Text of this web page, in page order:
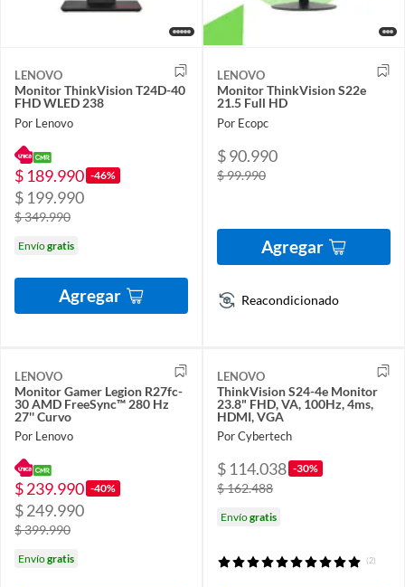
LENOVO
Monitor ThinkVision T24D-40
FHD WLED 238
Por Lenovo
$ 189.990 -46%
$ 199.990
$ 349.990
Envíogratis
Agregar
LENOVO
Monitor ThinkVision S22e
21.5 Full HD
Por Ecopc
$ 90.990
$ 99.990
Agregar
Reacondicionado
LENOVO
Monitor Gamer Legion R27fc-
30 AMD FreeSync™ 280 Hz
27'' Curvo
Por Lenovo
$ 239.990 -40%
$ 249.990
$ 399.990
Envíogratis
LENOVO
ThinkVision S24-4e Monitor
23.8" FHD, VA, 100Hz, 4ms,
HDMI, VGA
Por Cybertech
$ 114.038 -30%
$ 162.488
Envíogratis
(2)